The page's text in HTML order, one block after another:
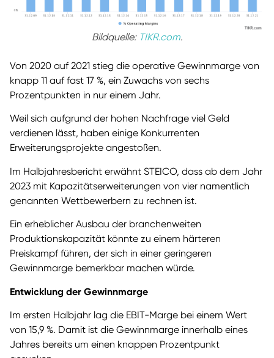
Bildquelle: TIKR.com.
Von 2020 auf 2021 stieg die operative Gewinnmarge von
knapp 11 auf fast 17 %, ein Zuwachs von sechs
Prozentpunkten in nur einem Jahr.
Weil sich aufgrund der hohen Nachfrage viel Geld
verdienen lässt, haben einige Konkurrenten
Erweiterungsprojekte angestoßen.
Im Halbjahresbericht erwähnt STEICO, dass ab dem Jahr
2023 mit Kapazitätserweiterungen von vier namentlich
genannten Wettbewerbern zu rechnen ist.
Ein erheblicher Ausbau der branchenweiten
Produktionskapazität könnte zu einem härteren
Preiskampf führen, der sich in einer geringeren
Gewinnmarge bemerkbar machen würde.
Entwicklung der Gewinnmarge
Im ersten Halbjahr lag die EBIT-Marge bei einem Wert
von 15,9 %. Damit ist die Gewinnmarge innerhalb eines
Jahres bereits um einen knappen Prozentpunkt